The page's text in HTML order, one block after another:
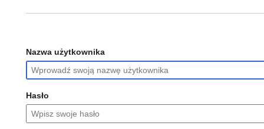
Nazwa użytkownika
Hasło